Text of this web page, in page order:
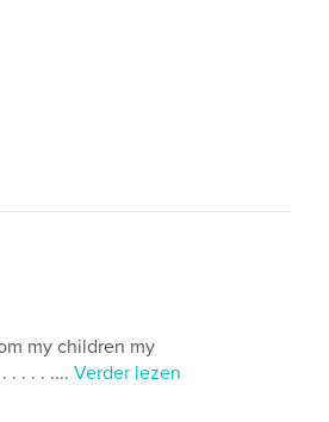
my children my
. . . . .... Verder lezen